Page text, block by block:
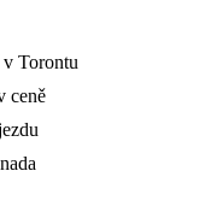
Torontu
ceně